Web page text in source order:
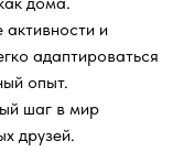
и
адаптироваться
опыт.
шаг в мир
друзей.